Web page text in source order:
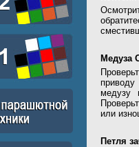
Медуза
медузу
или
Петля